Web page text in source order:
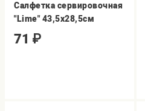
Салфетка сервировочная
"Lime" 43,5х28,5см
71 ₽